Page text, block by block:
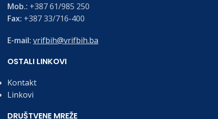
Mob.: +387 61/985 250
Fax: +387 33/716-400
E-mail: vrifbih@vrifbih.ba
OSTALI LINKOVI
Kontakt
Linkovi
DRUŠTVENE MREŽE